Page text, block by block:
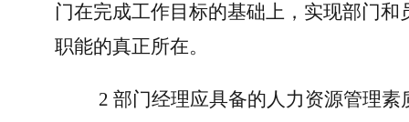
门在完成工作目标的基础上，实现部门
职能的真正所在。
2 部门经理应具备的人力资源管理素